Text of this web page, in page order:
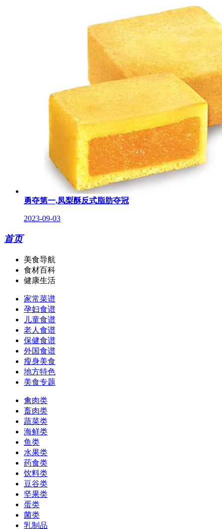
勇夺第一,凤梨酥反式脂肪夺冠
2023-09-03
首页
美食导航
食材百科
健康生活
家常菜谱
孕妇食谱
儿童食谱
老人食谱
保健食谱
外国食谱
瘦身美食
地方特色
美食专题
禽肉类
畜肉类
蔬菜类
海鲜类
鱼类
水果类
药食类
饮料类
豆谷类
坚果类
蛋类
菌类
乳制品